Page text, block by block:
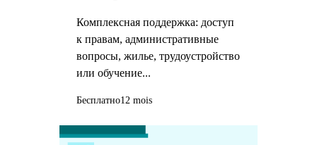
Комплексная поддержка: доступ
к правам, административные
вопросы, жилье, трудоустройство
или обучение...
Бесплатно12 mois